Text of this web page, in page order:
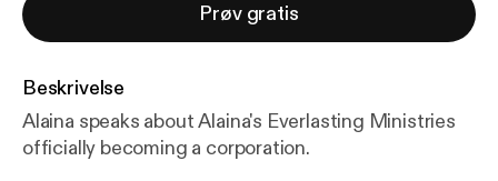
Prøv gratis
Beskrivelse
Alaina speaks about Alaina's Everlasting Ministries
officially becoming a corporation.